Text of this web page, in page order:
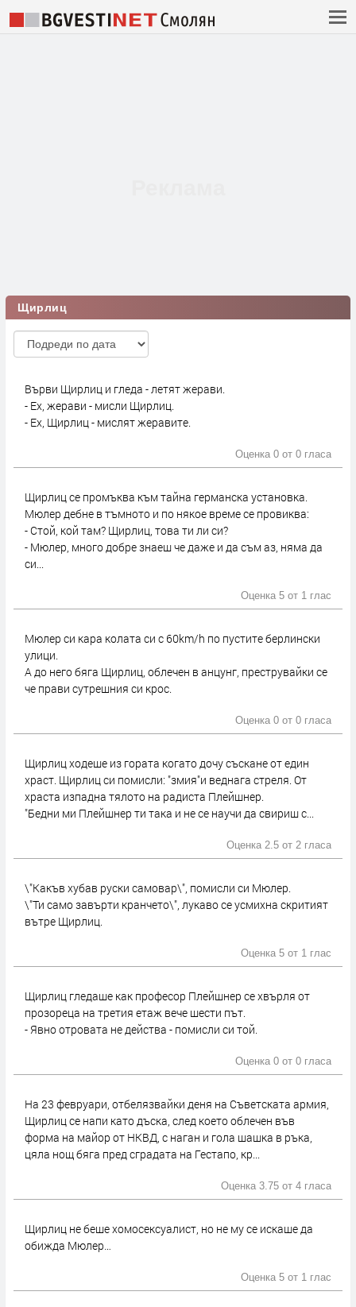
Щирлиц
Върви Щирлиц и гледа - летят жерави.
- Ех, жерави - мисли Щирлиц.
- Ех, Щирлиц - мислят жеравите.
Оценка 0 от 0 гласа
Щирлиц се промъква към тайна германска установка.
Мюлер дебне в тъмното и по някое време се провиква:
- Стой, кой там? Щирлиц, това ти ли си?
- Мюлер, много добре знаеш че даже и да съм аз, няма да
си...
Оценка 5 от 1 глас
Мюлер си кара колата си с 60km/h по пустите берлински
улици.
А до него бяга Щирлиц, облечен в анцунг, преструвайки се
че прави сутрешния си крос.
Оценка 0 от 0 гласа
Щирлиц ходеше из гората когато дочу съскане от един
храст. Щирлиц си помисли: "змия"и веднага стреля. От
храста изпадна тялото на радиста Плейшнер.
"Бедни ми Плейшнер ти така и не се научи да свириш с...
Оценка 2.5 от 2 гласа
\"Какъв хубав руски самовар\", помисли си Мюлер.
\"Ти само завърти кранчето\", лукаво се усмихна скритият
вътре Щирлиц.
Оценка 5 от 1 глас
Щирлиц гледаше как професор Плейшнер се хвърля от
прозореца на третия етаж вече шести път.
- Явно отровата не действа - помисли си той.
Оценка 0 от 0 гласа
На 23 февруари, отбелязвайки деня на Съветската армия,
Щирлиц се напи като дъска, след което облечен във
форма на майор от НКВД, с наган и гола шашка в ръка,
цяла нощ бяга пред сградата на Гестапо, кр...
Оценка 3.75 от 4 гласа
Щирлиц не беше хомосексуалист, но не му се искаше да
обижда Мюлер…
Оценка 5 от 1 глас